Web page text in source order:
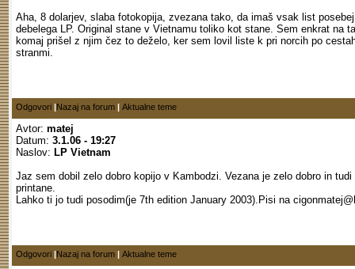
Aha, 8 dolarjev, slaba fotokopija, zvezana tako, da imaš vsak list
debelega LP. Original stane v Vietnamu toliko kot stane. Sem enkrat na
komaj prišel z njim čez to deželo, ker sem lovil liste k pri norcih po
stranmi.
Odgovori |Nazaj na forum | Aktualne teme
Avtor: matej
Datum: 3.1.06 - 19:27
Naslov: LP Vietnam
Jaz sem dobil zelo dobro kopijo v Kambodzi. Vezana je zelo dobro in
printane.
Lahko ti jo tudi posodim(je 7th edition January 2003).Pisi na
Odgovori |Nazaj na forum | Aktualne teme